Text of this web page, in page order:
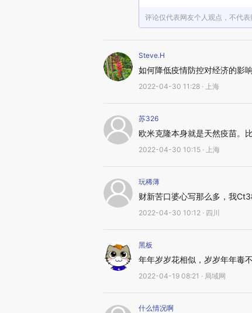
评论仅代表网友个人观点，不代表
Steve.H
如何降低疫情防控对经济的影
2022-04-30 11:28 · 上海
苏326
欧米克隆本身就是天然疫苗。
2022-04-30 10:15 · 上海
玩稀薄
财新苦口婆心写那么多，我
2022-04-30 10:12 · 四川
黑板
年年岁岁花相似，岁岁年年毒
2022-04-19 08:21 · 局域网
什么情况啊